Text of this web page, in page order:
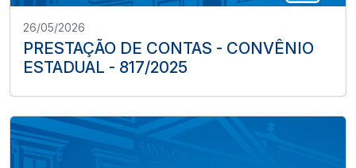
26/05/2026
PRESTAÇÃO DE CONTAS - CONVÊNIO
ESTADUAL - 817/2025